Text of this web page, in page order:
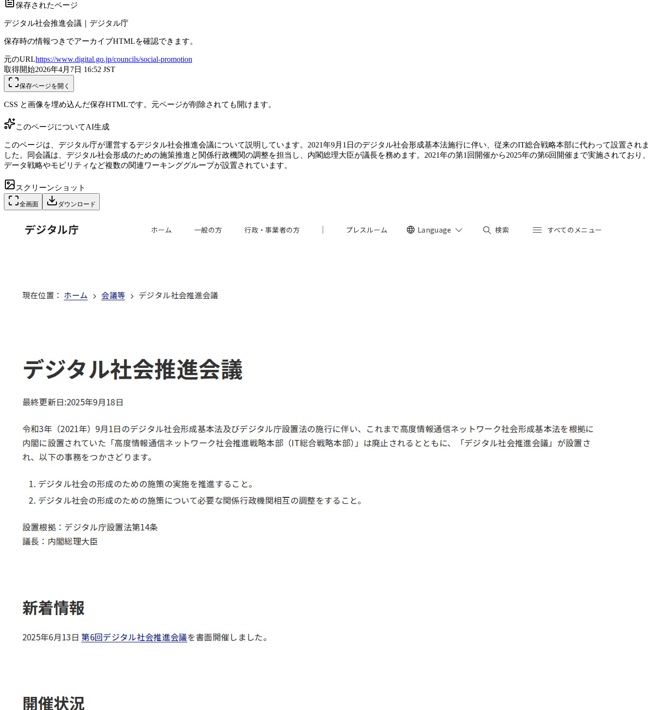
保存されたページ
デジタル社会推進会議｜デジタル庁
保存時の情報つきでアーカイブHTMLを確認できます。
元のURLhttps://www.digital.go.jp/councils/social-promotion
取得開始2026年4月7日 16:52 JST
保存ページを開く
CSS と画像を埋め込んだ保存HTMLです。元ページが削除されても開けます。
このページについてAI生成
このページは、デジタル庁が運営するデジタル社会推進会議について説明しています。2021年9月1日のデジタル社会形成基本法施行に伴い、従来のIT総合戦略本部に代わって設置されま
した。同会議は、デジタル社会形成のための施策推進と関係行政機関の調整を担当し、内閣総理大臣が議長を務めます。2021年の第1回開催から2025年の第6回開催まで実施されており、
データ戦略やモビリティなど複数の関連ワーキンググループが設置されています。
スクリーンショット
全画面 ダウンロード